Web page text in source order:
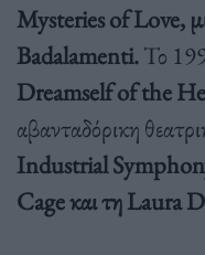
Mysteries of Love,
Badalamenti.Το
Dreamself of the
αβανταδόρικη
Industrial
Cage και τη Laura